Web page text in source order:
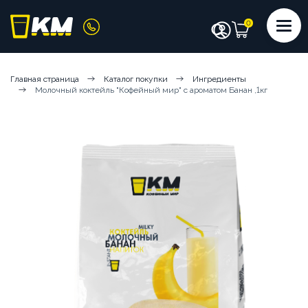
КОФЕ СИРОПЫ
ЧАЙ
АРЕНДА КОФЕМАШИН
КОФЕМАШИНЫ НА СУХИХ ИНГРЕДИЕНТАХ
КОФЕМАШИНЫ НА ЦЕЛЬНОМ МОЛОКЕ
Главная страница Каталог покупки
Ингредиенты
Молочный коктейль "Кофейный мир" с ароматом Банан ,1кг